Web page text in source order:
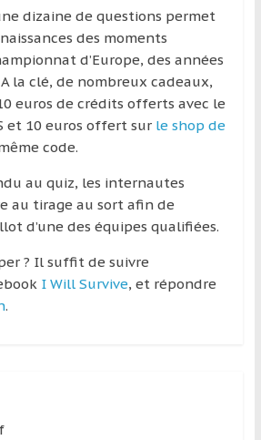
dizaine de questions permet
des moments
d’Europe, des années
la clé, de nombreux cadeaux,
euros de crédits offerts avec le
et 10 euros offert sur le shop de
code.
au quiz, les internautes
au tirage au sort afin de
d’une des équipes qualifiées.
? Il suffit de suivre
I Will Survive, et répondre
.